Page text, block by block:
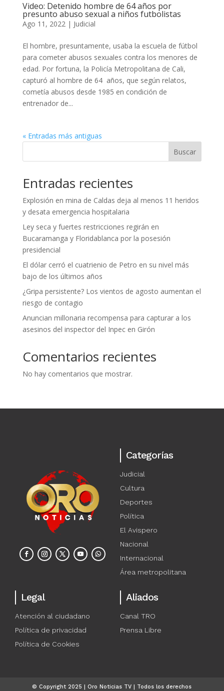
Video: Detenido hombre de 64 años por
presunto abuso sexual a niños futbolistas
Ago 11, 2022| Judicial
El hombre, presuntamente, usaba la escuela de fútbol
para cometer abusos sexuales contra los menores de
edad. Por fortuna, la Policía Metropolitana de Cali,
capturó al hombre de 64 años, que según relatos,
cometía abusos desde 1985 en condición de
entrenador de...
« Entradas más antiguas
Buscar
Entradas recientes
Explosión en mina de Caldas deja al menos 11 heridos
y desata emergencia hospitalaria
Ley seca y fuertes restricciones regirán en
Bucaramanga y Floridablanca por la posesión
presidencial
El dólar cerró el cuatrienio de Petro en su nivel más
bajo de los últimos años
¿Gripa persistente? Los vientos de agosto aumentan el
riesgo de contagio
Anuncian millonaria recompensa para capturar a los
asesinos del inspector del Inpec en Girón
Comentarios recientes
No hay comentarios que mostrar.
Categorías
Judicial
Cultura
Deportes
Política
El Avispero
Nacional
Internacional
Área metropolitana
Legal
Atención al ciudadano
Política de privacidad
Política de Cookies
Aliados
Canal TRO
Prensa Libre
© Copyright 2025 | Oro Noticias TV | Todos los derechos